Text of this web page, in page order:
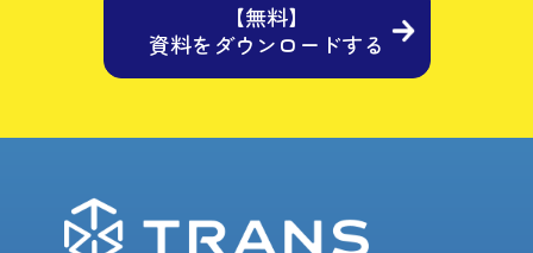
【無料】
資料をダウンロードする